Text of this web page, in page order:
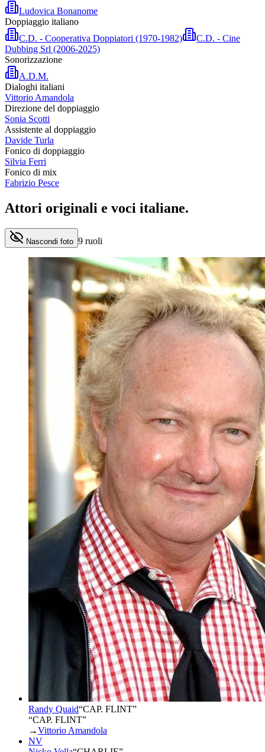
Ludovica Bonanome
Doppiaggio italiano
C.D. - Cooperativa Doppiatori (1970-1982)
C.D. - Cine
Dubbing Srl (2006-2025)
Sonorizzazione
A.D.M.
Dialoghi italiani
Vittorio Amandola
Direzione del doppiaggio
Sonia Scotti
Assistente al doppiaggio
Davide Turla
Fonico di doppiaggio
Silvia Ferri
Fonico di mix
Fabrizio Pesce
Attori originali e voci italiane.
Nascondi foto 9 ruoli
Randy Quaid“CAP. FLINT”
“CAP. FLINT”
→Vittorio Amandola
NV